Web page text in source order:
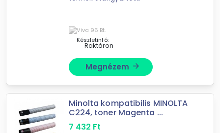
Készletinfó:
Raktáron
Megnézem arrow_forward
Minolta kompatibilis MINOLTA
C224, toner Magenta ...
7 432 Ft